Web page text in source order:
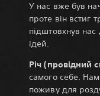
У нас вже був
проте він встиг
підштовхнув нас
ідей.
Річ (провідний
самого себе.
поживу для